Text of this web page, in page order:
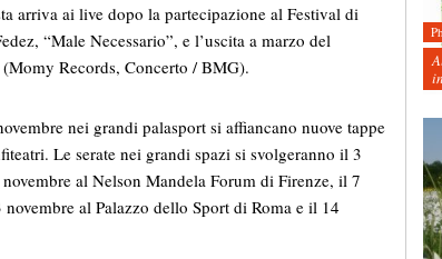
arriva ai live dopo la partecipazione al Festival di
“Male Necessario”, e l’uscita a marzo del
Records, Concerto / BMG).
nei grandi palasport si affiancano nuove tappe
Le serate nei grandi spazi si svolgeranno il 3
al Nelson Mandela Forum di Firenze, il 7
al Palazzo dello Sport di Roma e il 14